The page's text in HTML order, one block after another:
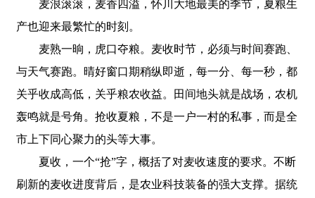
麦浪滚滚，麦香四溢，怀川大地最美的季节，夏粮生
产也迎来最繁忙的时刻。
麦熟一晌，虎口夺粮。麦收时节，必须与时间赛跑、
与天气赛跑。晴好窗口期稍纵即逝，每一分、每一秒，都
关乎收成高低，关乎粮农收益。田间地头就是战场，农机
轰鸣就是号角。抢收夏粮，不是一户一村的私事，而是全
市上下同心聚力的头等大事。
夏收，一个“抢”字，概括了对麦收速度的要求。不断
刷新的麦收进度背后，是农业科技装备的强大支撑。据统